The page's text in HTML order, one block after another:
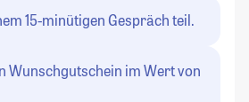
15-minütigen Gespräch teil.
Wunschgutschein im Wert von